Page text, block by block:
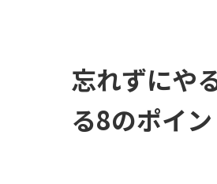
忘れずにや
る8のポイン